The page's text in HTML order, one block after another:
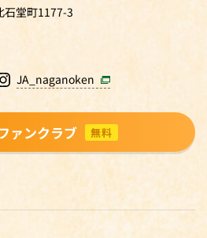
石堂町1177-3
JA_naganoken
ァンクラブ 無料